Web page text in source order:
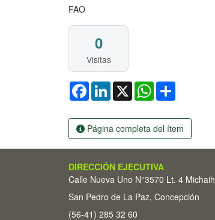
FAO
0
Visitas
FacebookLinkedIn
X WhatsApp
Página completa del ítem
DIRECCIÓN EJECUTIVA
Calle Nueva Uno N°3570 Lt. 4
San Pedro de La Paz, Concepción
(56-41) 285 32 60